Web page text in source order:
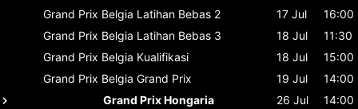
Grand Prix Belgia Latihan Bebas 2 17 Jul
16:00
Grand Prix Belgia Latihan Bebas 3 18 Jul
11:30
Grand Prix Belgia Kualifikasi 18 Jul
15:00
Grand Prix Belgia Grand Prix 19 Jul
14:00
Grand Prix Hongaria
26 Jul
14:00